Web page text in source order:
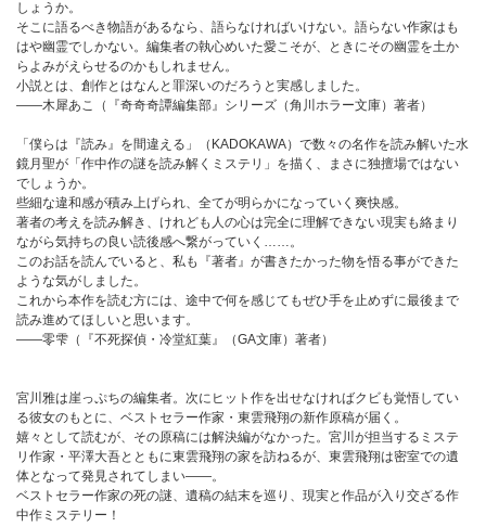
しょうか。
そこに語るべき物語があるなら、語らなければいけない。語らない作家はも
はや幽霊でしかない。編集者の執心めいた愛こそが、ときにその幽霊を土か
らよみがえらせるのかもしれません。
小説とは、創作とはなんと罪深いのだろうと実感しました。
――木犀あこ（『奇奇奇譚編集部』シリーズ（角川ホラー文庫）著者）
「僕らは『読み』を間違える」（KADOKAWA）で数々の名作を読み解いた水
鏡月聖が「作中作の謎を読み解くミステリ」を描く、まさに独擅場ではない
でしょうか。
些細な違和感が積み上げられ、全てが明らかになっていく爽快感。
著者の考えを読み解き、けれども人の心は完全に理解できない現実も絡まり
ながら気持ちの良い読後感へ繋がっていく……。
このお話を読んでいると、私も『著者』が書きたかった物を悟る事ができた
ような気がしました。
これから本作を読む方には、途中で何を感じてもぜひ手を止めずに最後まで
読み進めてほしいと思います。
――零雫（『不死探偵・冷堂紅葉』（GA文庫）著者）
宮川雅は崖っぷちの編集者。次にヒット作を出せなければクビも覚悟してい
る彼女のもとに、ベストセラー作家・東雲飛翔の新作原稿が届く。
嬉々として読むが、その原稿には解決編がなかった。宮川が担当するミステ
リ作家・平澤大吾とともに東雲飛翔の家を訪ねるが、東雲飛翔は密室での遺
体となって発見されてしまい――。
ベストセラー作家の死の謎、遺稿の結末を巡り、現実と作品が入り交ざる作
中作ミステリー！